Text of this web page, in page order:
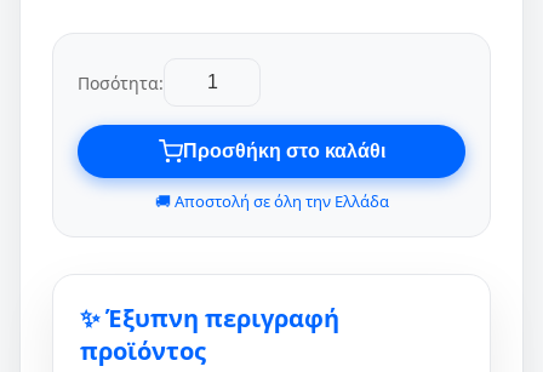
Ποσότητα:
Προσθήκη στο καλάθι
🚚 Αποστολή σε όλη την Ελλάδα
✨ Έξυπνη περιγραφή
προϊόντος